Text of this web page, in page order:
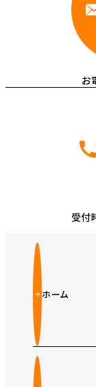
お
受付
ホーム